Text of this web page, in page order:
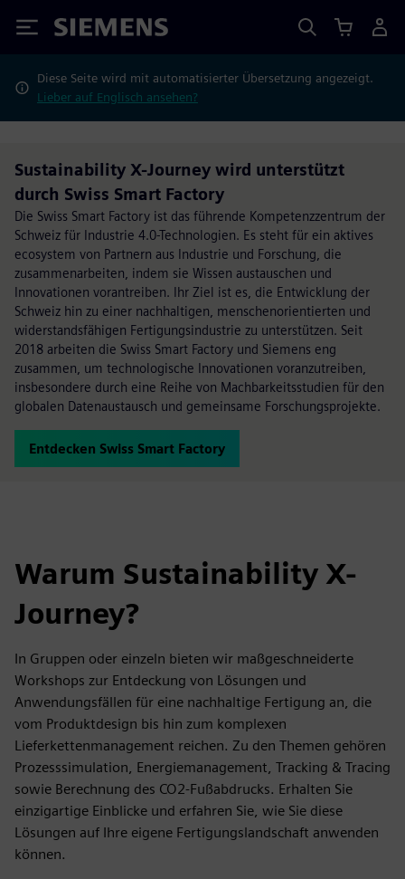
Siemens
Diese Seite wird mit automatisierter Übersetzung angezeigt.
Lieber auf Englisch ansehen?
Sustainability X-Journey wird unterstützt
durch Swiss Smart Factory
Die Swiss Smart Factory ist das führende Kompetenzzentrum der
Schweiz für Industrie 4.0-Technologien. Es steht für ein aktives
ecosystem von Partnern aus Industrie und Forschung, die
zusammenarbeiten, indem sie Wissen austauschen und
Innovationen vorantreiben. Ihr Ziel ist es, die Entwicklung der
Schweiz hin zu einer nachhaltigen, menschenorientierten und
widerstandsfähigen Fertigungsindustrie zu unterstützen. Seit
2018 arbeiten die Swiss Smart Factory und Siemens eng
zusammen, um technologische Innovationen voranzutreiben,
insbesondere durch eine Reihe von Machbarkeitsstudien für den
globalen Datenaustausch und gemeinsame Forschungsprojekte.
Entdecken Swiss Smart Factory
Warum Sustainability X-
Journey?
In Gruppen oder einzeln bieten wir maßgeschneiderte
Workshops zur Entdeckung von Lösungen und
Anwendungsfällen für eine nachhaltige Fertigung an, die
vom Produktdesign bis hin zum komplexen
Lieferkettenmanagement reichen. Zu den Themen gehören
Prozesssimulation, Energiemanagement, Tracking & Tracing
sowie Berechnung des CO2-Fußabdrucks. Erhalten Sie
einzigartige Einblicke und erfahren Sie, wie Sie diese
Lösungen auf Ihre eigene Fertigungslandschaft anwenden
können.